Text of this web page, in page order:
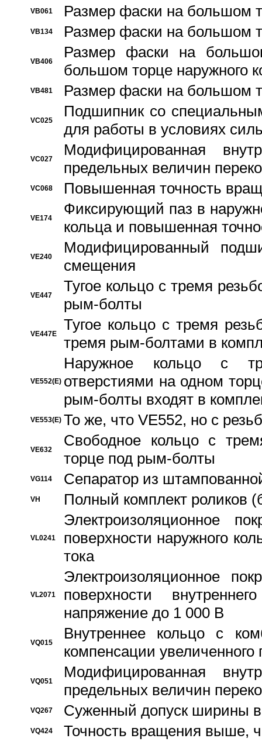
VB061 Размер фаски на большом
VB134 Размер фаски на большом
VB406
Размер фаски на
большом торце наружного
VB481 Размер фаски на большом
VC025
Подшипник со
для работы в условиях
VC027
Модифицированная
предельных величин
VC068 Повышенная точность
VE174
Фиксирующий паз в
кольца и повышенная
VE240
Модифицированный
смещения
VE447
Тугое кольцо с тремя
рым-болты
VE447E
Тугое кольцо с тремя
тремя рым-болтами в
VE552(E)
Наружное кольцо с
отверстиями на одном
рым-болты входят в
VE553(E) То же, что VE552, но с
VE632
Свободное кольцо с
торце под рым-болты
VG114 Сепаратор из
VH Полный комплект роликов
VL0241
Электроизоляционное
поверхности наружного
тока
VL2071
Электроизоляционное
поверхности
напряжение до 1 000 В
VQ015
Bнутреннее кольцо с
компенсации увеличенного
VQ051
Модифицированная
предельных величин
VQ267 Суженный допуск ширины
VQ424 Точность вращения выше,